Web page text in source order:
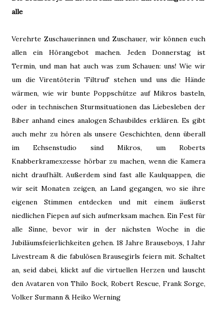
alle
Verehrte Zuschauerinnen und Zuschauer, wir können euch
allen ein Hörangebot machen. Jeden Donnerstag ist
Termin, und man hat auch was zum Schauen: uns! Wie wir
um die Virentöterin 'Filtrud' stehen und uns die Hände
wärmen, wie wir bunte Poppschütze auf Mikros basteln,
oder in technischen Sturmsituationen das Liebesleben der
Biber anhand eines analogen Schaubildes erklären. Es gibt
auch mehr zu hören als unsere Geschichten, denn überall
im Echsenstudio sind Mikros, um Roberts
Knabberkramexzesse hörbar zu machen, wenn die Kamera
nicht draufhält. Außerdem sind fast alle Kaulquappen, die
wir seit Monaten zeigen, an Land gegangen, wo sie ihre
eigenen Stimmen entdecken und mit einem äußerst
niedlichen Fiepen auf sich aufmerksam machen. Ein Fest für
alle Sinne, bevor wir in der nächsten Woche in die
Jubiläumsfeierlichkeiten gehen. 18 Jahre Brauseboys, 1 Jahr
Livestream & die fabulösen Brausegirls feiern mit. Schaltet
an, seid dabei, klickt auf die virtuellen Herzen und lauscht
den Avataren von Thilo Bock, Robert Rescue, Frank Sorge,
Volker Surmann & Heiko Werning